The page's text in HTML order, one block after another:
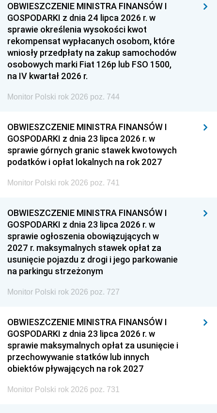
OBWIESZCZENIE MINISTRA FINANSÓW I
GOSPODARKI z dnia 24 lipca 2026 r. w
sprawie określenia wysokości kwot
rekompensat wypłacanych osobom, które
wniosły przedpłaty na zakup samochodów
osobowych marki Fiat 126p lub FSO 1500,
na IV kwartał 2026 r.
Monitor Polski rok 2026 poz. 744
OBWIESZCZENIE MINISTRA FINANSÓW I
GOSPODARKI z dnia 23 lipca 2026 r. w
sprawie górnych granic stawek kwotowych
podatków i opłat lokalnych na rok 2027
Monitor Polski rok 2026 poz. 741
OBWIESZCZENIE MINISTRA FINANSÓW I
GOSPODARKI z dnia 23 lipca 2026 r. w
sprawie ogłoszenia obowiązujących w
2027 r. maksymalnych stawek opłat za
usunięcie pojazdu z drogi i jego parkowanie
na parkingu strzeżonym
Monitor Polski rok 2026 poz. 727
OBWIESZCZENIE MINISTRA FINANSÓW I
GOSPODARKI z dnia 23 lipca 2026 r. w
sprawie maksymalnych opłat za usunięcie i
przechowywanie statków lub innych
obiektów pływających na rok 2027
Monitor Polski rok 2026 poz. 731